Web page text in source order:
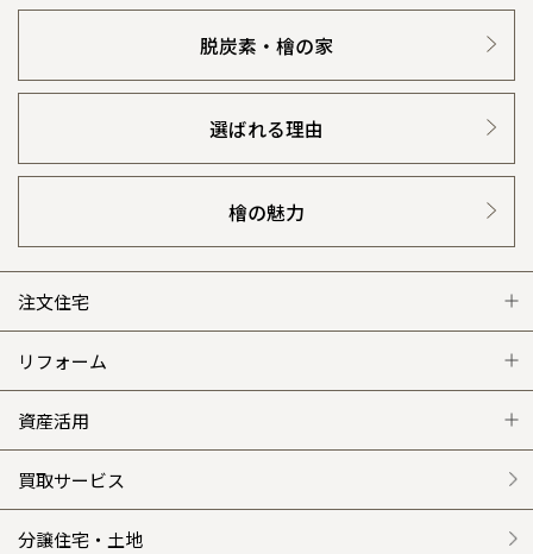
脱炭素・檜の家
選ばれる理由
檜の魅力
注文住宅
注文住宅 トップ
グレートステージ
クレステージ
施工事例
リフォーム
リフォーム トップ
リフォームメニュー
選ばれる理由
資産活用
資産活用 トップ
賃貸併用住宅のメリット
買取サービス
分譲住宅・土地